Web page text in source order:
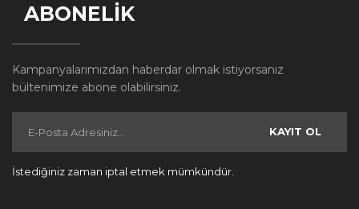
ABONELİK
Kampanyalarımızdan haberdar olmak istiyorsanız
bültenimize abone olabilirsiniz.
KAYIT OL
İstediğiniz zaman iptal etmek mümkündür.